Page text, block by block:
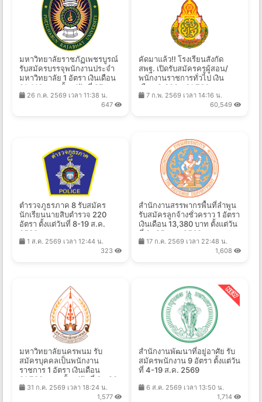
มหาวิทยาลัยราชภัฏเพชรบูรณ์
รับสมัครบรรจุพนักงานประจำ
มหาวิทยาลัย 1 อัตรา เงินเดือน
21,410 บาท ตั้งแต่วันที่ 27 ก.ค.
- 13 ส.ค. 2569
26 ก.ค. 2569 เวลา 11:38 น.
647
คัดมาแล้ว!! โรงเรียนสังกัด
สพฐ. เปิดรับสมัครครูผู้สอน/
พนักงานราชการทั่วไป เงิน
เดือน 9,000 - 21,780 บาท
จำนวนหลายอัตรา หลาย
จังหวัด ทั่วประเทศ เช็คได้เลยที่
นี่
7 ก.พ. 2569 เวลา 14:16 น.
60,549
ตำรวจภูธรภาค 8 รับสมัคร
นักเรียนนายสิบตำรวจ 220
อัตรา ตั้งแต่วันที่ 8-19 ส.ค.
2569
1 ส.ค. 2569 เวลา 12:44 น.
323
สำนักงานสรรพากรพื้นที่ลำพูน
รับสมัครลูกจ้างชั่วคราว 1 อัตรา
เงินเดือน 13,380 บาท ตั้งแต่วัน
ที่ 3 -25 ส.ค. 2569
17 ก.ค. 2569 เวลา 22:48 น.
1,608
มหาวิทยาลัยนครพนม รับ
สมัครบุคคลเป็นพนักงาน
ราชการ 1 อัตรา เงินเดือน
21,780 บาท ตั้งแต่วันที่ 8 - 20
ส.ค. 2569
31 ก.ค. 2569 เวลา 18:24 น.
1,577
สำนักงานพัฒนาที่อยู่อาศัย รับ
สมัครพนักงาน 9 อัตรา ตั้งแต่วัน
ที่ 4-19 ส.ค. 2569
6 ส.ค. 2569 เวลา 13:50 น.
1,714